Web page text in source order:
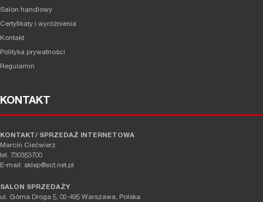
Salon handlowy
Certyfikaty i wyróżnienia
Kontakt
Polityka prywatności
Regulamin
KONTAKT
KONTAKT/ SPRZEDAŻ INTERNETOWA
Marcin Ciećwierz
tel. 730353700
E-mail: sklep@ect.net.pl
SALON SPRZEDAŻY
ul. Górna Droga 5, 02-495 Warszawa, Polska